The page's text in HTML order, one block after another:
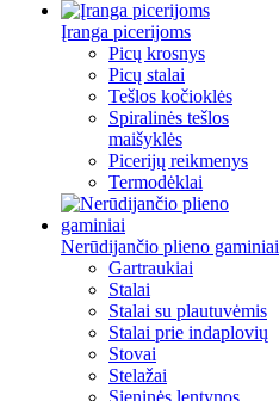
Įranga picerijoms
Picų krosnys
Picų stalai
Tešlos kočioklės
Spiralinės tešlos
maišyklės
Picerijų reikmenys
Termodėklai
Nerūdijančio plieno gaminiai
Gartraukiai
Stalai
Stalai su plautuvėmis
Stalai prie indaplovių
Stovai
Stelažai
Sieninės lentynos